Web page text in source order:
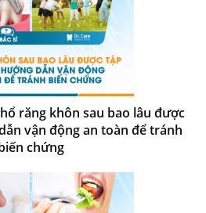
răng khôn sau bao lâu được
vận động an toàn để tránh
chứng